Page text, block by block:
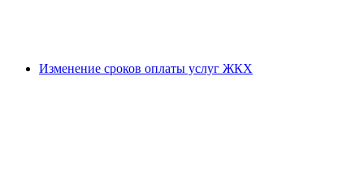
Изменение сроков оплаты услуг ЖКХ